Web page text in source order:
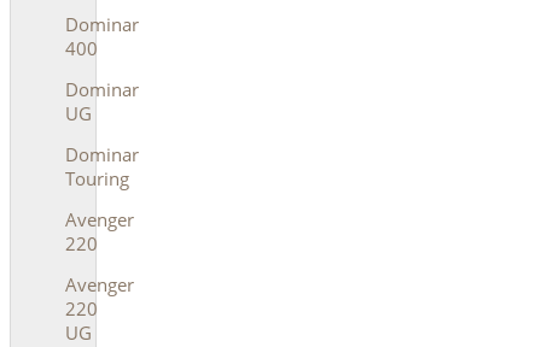
Dominar
400
Dominar
UG
Dominar
Touring
Avenger
220
Avenger
220
UG